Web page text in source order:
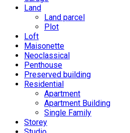
Land
Land parcel
Plot
Loft
Maisonette
Neoclassical
Penthouse
Preserved building
Residential
Apartment
Apartment Building
Single Family
Storey